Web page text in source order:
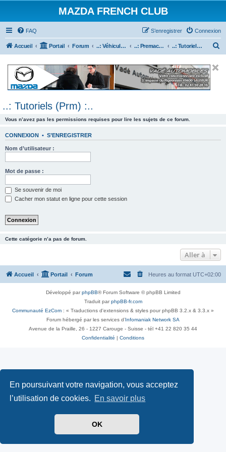
En poursuivant votre navigation, vous acceptez
l’utilisation de cookies. En savoir plus
OK
MAZDA FRENCH CLUB
FAQ Connexion
S’enregistrer
Accueil Portail Forum ..: Véhicules Mazda ancien (<2003) :.. ..: Premacy :.. ..: Tutoriels (Prm) :..
e
..: Tutoriels (Prm) :..
Vous n’avez pas les permissions requises pour lire les sujets de ce forum.
CONNEXION • S’ENREGISTRER
Nom d’utilisateur :
Mot de passe :
Se souvenir de moi
Cacher mon statut en ligne pour cette session
Cette catégorie n’a pas de forum.
Aller à
Accueil Portail Forum Heures au format UTC+02:00
Développé parphpBB® Forum Software © phpBB Limited
Traduit parphpBB-fr.com
Communauté EzCom : « Traductions d'extensions & styles pour phpBB 3.2.x & 3.3.x »
Forum hébergé par les services d’ Infomaniak Network SA
Avenue de la Praille, 26 - 1227 Carouge - Suisse - tél +41 22 820 35 44
Confidentialité
Conditions